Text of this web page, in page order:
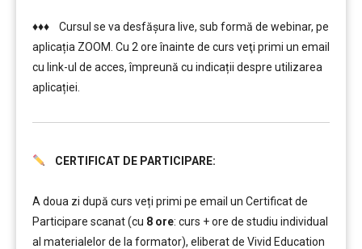
♦♦♦ Cursul se va desfășura live, sub formă de webinar, pe
aplicația ZOOM. Cu 2 ore înainte de curs veţi primi un email
cu link-ul de acces, împreună cu indicații despre utilizarea
aplicației.
CERTIFICAT DE PARTICIPARE:
A doua zi după curs veți primi pe email un Certificat de
Participare scanat (cu 8 ore: curs + ore de studiu individual
al materialelor de la formator), eliberat de Vivid Education